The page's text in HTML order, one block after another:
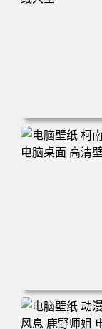
电脑壁纸 动漫
林 蓝天 4k壁纸
电脑壁纸 柯南
面 高清壁纸 壁